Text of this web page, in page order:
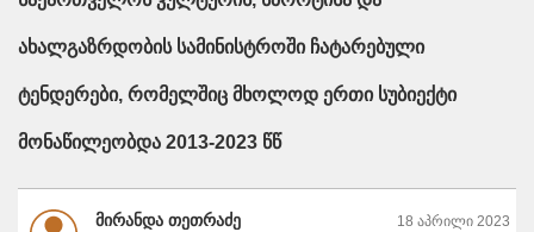
ახალგაზრდობის სამინისტროში ჩატარებული
ტენდერები, რომელშიც მხოლოდ ერთი სუბიექტი
მონაწილეობდა 2013-2023 წწ
მირანდა თეთრაძე 18 აპრილი 2023